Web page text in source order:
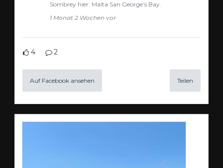
Sombrey hier: Malta San George’s Bay.
1 Monat 2 Wochen vor
4 2
Auf Facebook ansehen Teilen